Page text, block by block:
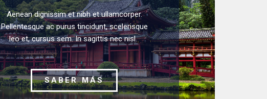
Aenean dignissim et nibh et ullamcorper.
Pellentesque ac purus tincidunt, scelerisque
leo et, cursus sem. In sagittis nec nisl.
SABER MÁS